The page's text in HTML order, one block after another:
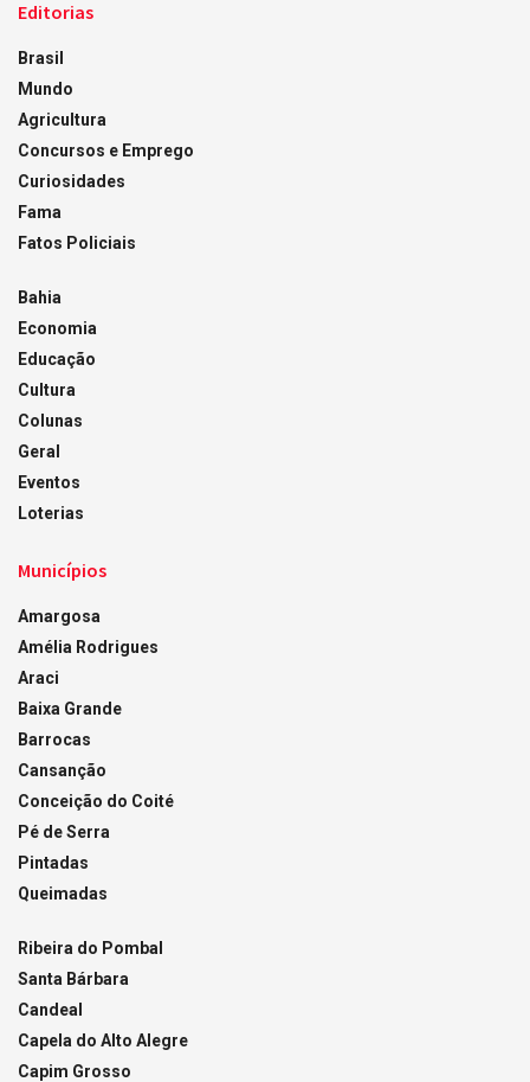
Editorias
Brasil
Mundo
Agricultura
Concursos e Emprego
Curiosidades
Fama
Fatos Policiais
Bahia
Economia
Educação
Cultura
Colunas
Geral
Eventos
Loterias
Municípios
Amargosa
Amélia Rodrigues
Araci
Baixa Grande
Barrocas
Cansanção
Conceição do Coité
Pé de Serra
Pintadas
Queimadas
Ribeira do Pombal
Santa Bárbara
Candeal
Capela do Alto Alegre
Capim Grosso